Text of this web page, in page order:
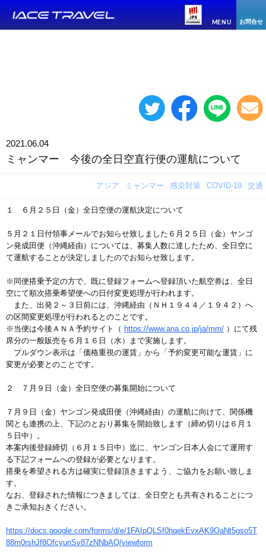
MENU お問合せ
2021.06.04
ミャンマー 今後の全日空直行便の運航について
アジア ミャンマー 感染対策 COVID-19 交通
１ ６月２５日（金）全日空便の運航決定について
５月２１日付領事メールでお知らせ致しました６月２５日（金）ヤンゴ
ン発成田便（沖縄経由）については、募集人数に達したため、全日空に
て運航することが決定しましたのでお知らせ致します。
※同便搭乗予定の方で、既に登録フォームへ登録頂いた航空券は、全日
空にて順次搭乗希望便への日付変更処理が行われます。
また、出発２～３日前には、沖縄経由（ＮＨ１９４４／１９４２）へ
の区間変更処理が行われるとのことです。
※当便は今後ＡＮＡ予約サイト（ https://www.ana.co.jp/ja/mm/ ）にて残
席分の一般販売を６月１６日（水）まで実施します。
プルダウン表示は「価格重視の運賃」から「予約変更可能な運賃」に
変更が必要とのことです。
２ ７月９日（金）全日空便の募集開始について
７月９日（金）ヤンゴン発成田便（沖縄経由）の運航に向けて、関係機
関とも連携の上、下記のとおり募集を開始致します（締め切りは６月１
５日中）。
本案内後登録締切（６月１５日中）迄に、ヤンゴン日本人会にて運用す
る下記フォームへの登録が必要となります。
搭乗を希望される方は確実に登録頂きますよう、ご協力をお願い致しま
す。
なお、登録された情報につきましては、全日空とも共有されることにつ
きご承知おきください。
https://docs.google.com/forms/d/e/1FAIpQLSf0hqekEvxAK9OaNt5gso5T
88m0rshJf8OfcyunSv87zNNbAQ/viewform